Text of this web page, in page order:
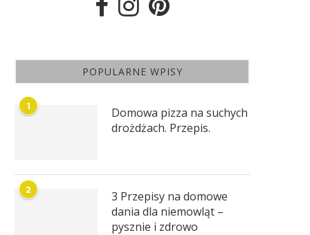
POPULARNE WPISY
1
Domowa pizza na suchych
drożdżach. Przepis.
2
3 Przepisy na domowe
dania dla niemowląt –
pysznie i zdrowo